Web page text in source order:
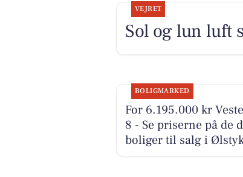
VEJRET
Sol og lun luft
BOLIGMARKED
For 6.195.000 kr
8 - Se priserne på de
boliger til salg i